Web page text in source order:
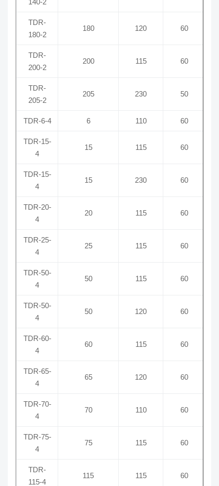
140-2
TDR-
180-2
180 120 60
TDR-
200-2
200 115 60
TDR-
205-2
205 230 50
TDR-6-4 6 110 60
TDR-15-
4
15 115 60
TDR-15-
4
15 230 60
TDR-20-
4
20 115 60
TDR-25-
4
25 115 60
TDR-50-
4
50 115 60
TDR-50-
4
50 120 60
TDR-60-
4
60 115 60
TDR-65-
4
65 120 60
TDR-70-
4
70 110 60
TDR-75-
4
75 115 60
TDR-
115-4
115 115 60